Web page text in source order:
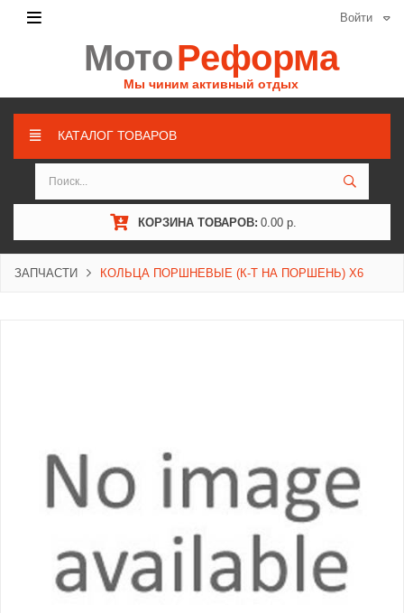
Войти
МотоРеформа
Мы чиним активный отдых
КАТАЛОГ ТОВАРОВ
КОРЗИНА ТОВАРОВ: 0.00 р.
ЗАПЧАСТИ КОЛЬЦА ПОРШНЕВЫЕ (К-Т НА ПОРШЕНЬ) X6